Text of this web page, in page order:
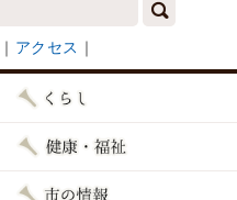
｜ アクセス ｜